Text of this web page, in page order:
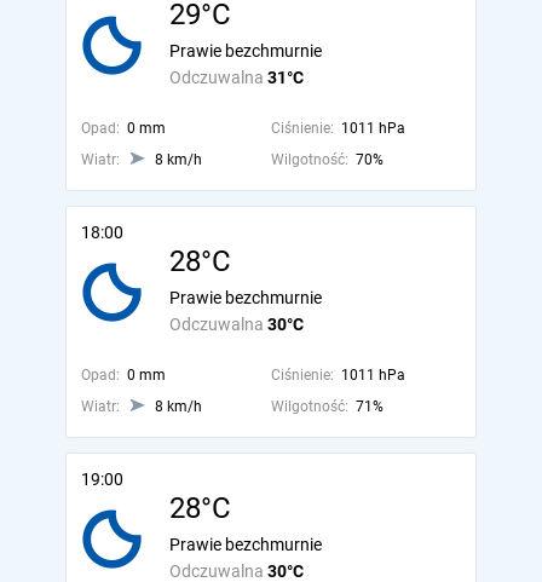
29°C
Odczuwalna 31°C
Prawie bezchmurnie
Opad: 0 mm Ciśnienie: 1011 hPa
Wiatr:
8 km/h Wilgotność: 70%
18:00
28°C
Odczuwalna 30°C
Prawie bezchmurnie
Opad: 0 mm Ciśnienie: 1011 hPa
Wiatr:
8 km/h Wilgotność: 71%
19:00
28°C
Odczuwalna 30°C
Prawie bezchmurnie